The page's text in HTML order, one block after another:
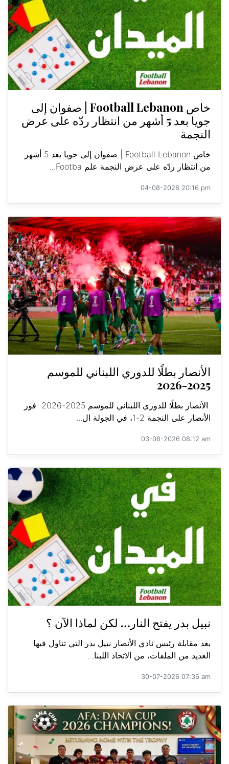
خاص Football Lebanon | صفوان إلى
جويا بعد 5 أشهر من انتظار ردّه على عرض
النجمة
خاص Football Lebanon | صفوان إلى جويا بعد 5 أشهر
من انتظار ردّه على عرض النجمة علم Footba...
04-08-2026 20:16 pm
الأنصار بطلًا للدوري اللبناني للموسم
2025-2026
الأنصار بطلًا للدوري اللبناني للموسم 2025-2026 فوز
الأنصار على النجمة 2-1، في الجولة ال...
03-08-2026 08:12 am
نبيل بدر يفتح النار… لكن لماذا الآن ؟
بعد مقابلة رئيس نادي الأنصار نبيل بدر التي تناول فيها
العديد من الملفات، من الاتحاد اللبنا...
30-07-2026 07:36 am